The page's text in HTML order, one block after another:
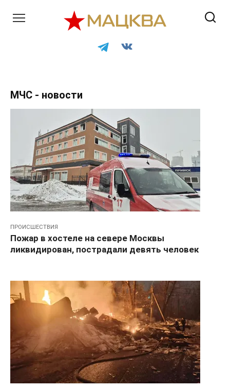
МЧС - новости
ПРОИСШЕСТВИЯ
Пожар в хостеле на севере Москвы
ликвидирован, пострадали девять человек